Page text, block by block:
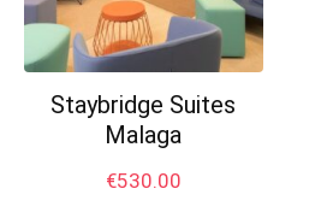
Staybridge Suites
Malaga
€530.00